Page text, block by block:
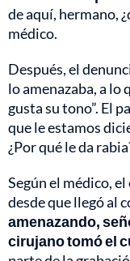
de aquí, hermano,
médico.
Después, el
lo amenazaba, a lo
gusta su tono”. El
que le estamos
¿Por qué le da
Según el médico,
desde que llegó al
amenazando,
cirujano tomó el